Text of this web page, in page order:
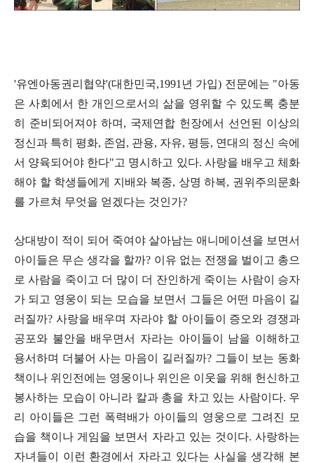
'유엔아동권리협약'(대한민국,1991년 가입) 전문에는 "아동
은 사회에서 한 개인으로서의 삶을 영위할 수 있도록 충분
히 준비되어져야 하며, 국제연합 헌장에서 선언된 이상의
정신과 특히 평화, 존엄, 관용, 자유, 평등, 연대의 정신 속에
서 양육되어야 한다"고 명시하고 있다. 사랑을 배우고 체화
해야 할 학생들에게 지배와 복종, 상명 하복, 권위주의문화
를 가르쳐 무엇을 얻겠다는 것인가?
상대방이 적이 되어 죽여야 살아남는 애니메이션을 보면서
아이들은 무슨 생각을 할까? 이유 없는 전쟁을 벌이고 총으
로 사람을 죽이고 더 많이 더 잔인하게 죽이는 사람이 승자
가 되고 영웅이 되는 모습을 보면서 그들은 어떤 마음이 길
러질까? 사랑을 배우며 자라야 할 아이들이 증오와 경쟁과
공포와 불안을 배우면서 자라는 아이들이 남을 이해하고
용서하며 더불어 사는 마음이 길러질까? 그들이 보는 동화
책이나 위인전에는 영웅이나 위인은 이웃을 위해 헌신하고
봉사하는 모습이 아니라 칼과 총을 차고 있는 사람이다. 우
리 아이들은 그런 폭력배가 아이들의 영웅으로 그려진 모
습을 책이나 게임을 보면서 자라고 있는 것이다. 사랑하는
자녀들이 이런 환경에서 자라고 있다는 사실을 생각해 본